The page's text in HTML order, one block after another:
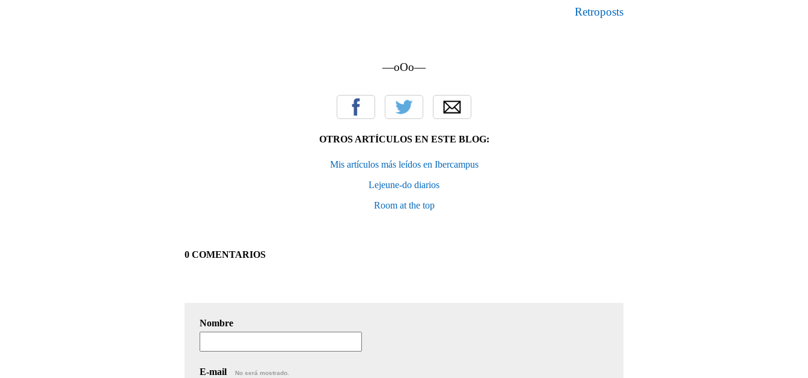
Retroposts
—oOo—
OTROS ARTÍCULOS EN ESTE BLOG:
Mis artículos más leídos en Ibercampus
Lejeune-do diarios
Room at the top
0 COMENTARIOS
Nombre
E-mail No será mostrado.